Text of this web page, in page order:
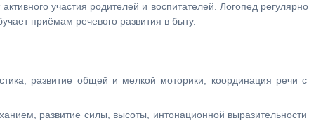
участия родителей и воспитателей. Логопед регулярно
приёмам речевого развития в быту.
развитие общей и мелкой моторики, координация речи с
развитие силы, высоты, интонационной выразительности